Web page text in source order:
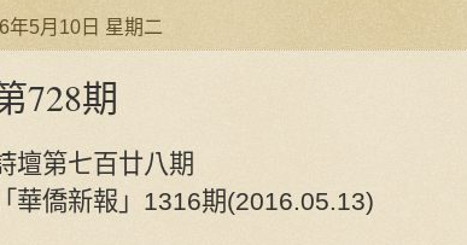
年5月10日 星期二
728期
壇第七百廿八期
「華僑新報」1316期(2016.05.13)